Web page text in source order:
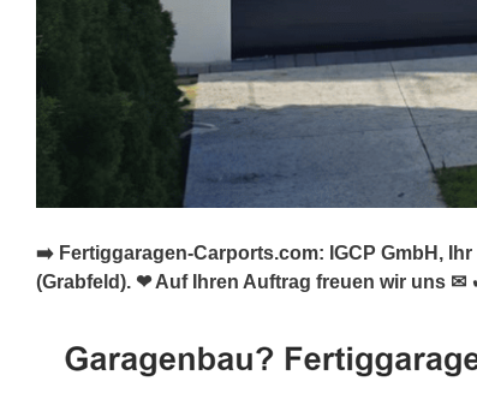
➡️ Fertiggaragen-Carports.com: IGCP GmbH,
(Grabfeld). ❤ Auf Ihren Auftrag freuen wir uns ✉